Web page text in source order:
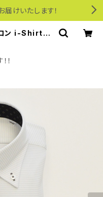
届けいたします！
ロン i-Shirt｜
レー
インショップ
！